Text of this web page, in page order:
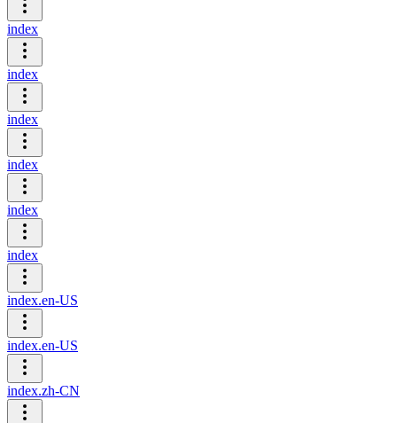
index
index
index
index
index
index
index.en-US
index.en-US
index.zh-CN